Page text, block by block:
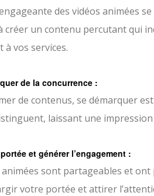
des vidéos animées
créer un contenu percutant qui
à vos services.
de la concurrence :
de contenus, se démarquer
laissant une
et générer l’engagement :
animées sont partageables et ont
votre portée et attirer